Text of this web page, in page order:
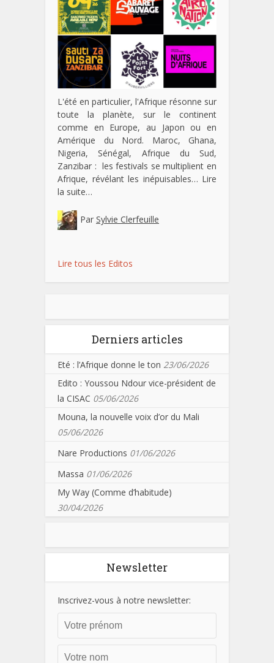
L'été en particulier, l'Afrique résonne sur
toute la planète, sur le continent
comme en Europe, au Japon ou en
Amérique du Nord. Maroc, Ghana,
Nigeria, Sénégal, Afrique du Sud,
Zanzibar : les festivals se multiplient en
Afrique, révélant les inépuisables… Lire
la suite…
Par Sylvie Clerfeuille
Lire tous les Editos
Derniers articles
Eté : l’Afrique donne le ton 23/06/2026
Edito : Youssou Ndour vice-président de
la CISAC 05/06/2026
Mouna, la nouvelle voix d’or du Mali
05/06/2026
Nare Productions 01/06/2026
Massa 01/06/2026
My Way (Comme d’habitude)
30/04/2026
Newsletter
Inscrivez-vous à notre newsletter: